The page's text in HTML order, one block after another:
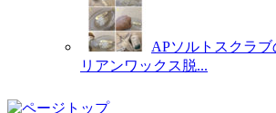
APソルトスクラ
リアンワックス脱...